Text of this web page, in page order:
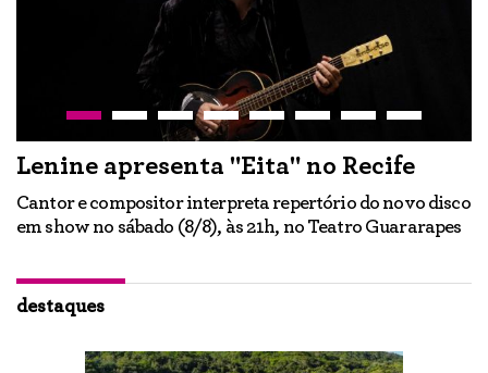
Lenine apresenta "Eita" no Recife
Cantor e compositor interpreta repertório do novo disco
em show no sábado (8/8), às 21h, no Teatro Guararapes
destaques